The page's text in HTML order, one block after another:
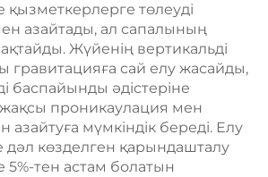
қызметкерлерге төлеуді
азайтады, ал сапалының
Жүйенің вертикальді
гравитацияға сай елу жасайды,
баспайынды әдістеріне
проникаулация мен
азайтуға мүмкіндік береді. Елу
дәл көзделген қарындашталу
5%-тен астам болатын